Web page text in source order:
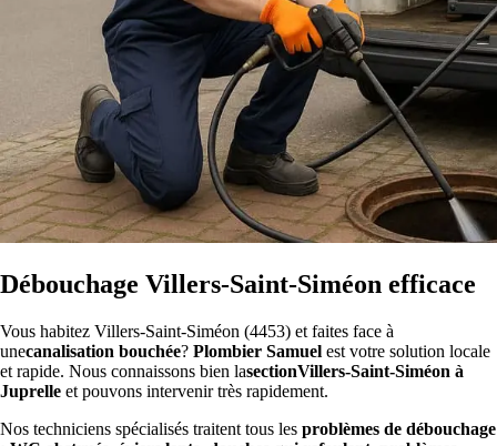
Débouchage Villers-Saint-Siméon efficace
Vous habitez Villers-Saint-Siméon (4453) et faites face à
unecanalisation bouchée? Plombier Samuel est votre solution locale
et rapide. Nous connaissons bien lasectionVillers-Saint-Siméon à
Juprelle et pouvons intervenir très rapidement.
Nos techniciens spécialisés traitent tous les problèmes de débouchage